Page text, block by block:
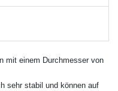
mit einem Durchmesser von
sehr stabil und können auf